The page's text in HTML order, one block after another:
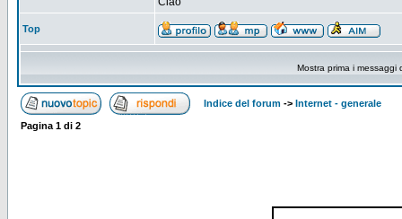
Top
Mostra prima i messaggi
Indice del forum -> Internet - generale
Pagina 1 di 2